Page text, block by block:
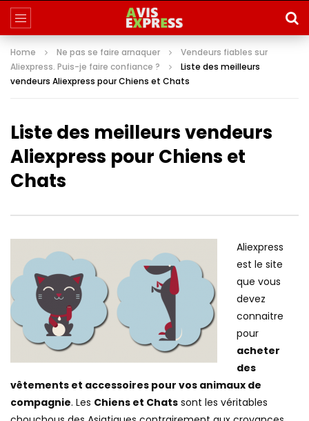
Home Ne pas se faire arnaquer
Vendeurs fiables sur
Aliexpress. Puis-je faire confiance ?
Liste des meilleurs
vendeurs Aliexpress pour Chiens et Chats
Liste des meilleurs vendeurs
Aliexpress pour Chiens et
Chats
Aliexpress
est le site
que vous
devez
connaitre
pour
acheter
des
vêtements et accessoires pour vos animaux de
compagnie. Les Chiens et Chats sont les véritables